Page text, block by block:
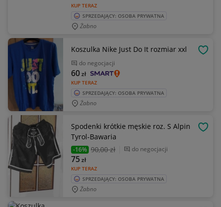
KUP TERAZ
SPRZEDAJĄCY: OSOBA PRYWATNA
Żabno
Koszulka Nike Just Do It rozmiar xxl
do negocjacji
KUP TERAZ
60zł
SPRZEDAJĄCY: OSOBA PRYWATNA
Żabno
Spodenki krótkie męskie roz. S Alpin
Tyrol-Bawaria
-16% 90,00 zł do negocjacji
KUP TERAZ
75zł
SPRZEDAJĄCY: OSOBA PRYWATNA
Żabno